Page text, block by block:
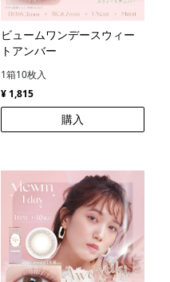
ビュームワンデースウィー
トアンバー
1箱10枚入
¥ 1,815
購入